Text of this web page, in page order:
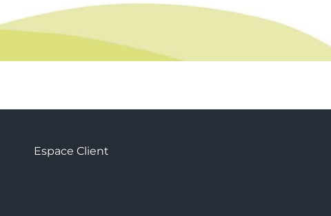
Espace Client